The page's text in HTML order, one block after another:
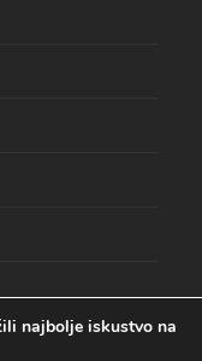
najbolje iskustvo na